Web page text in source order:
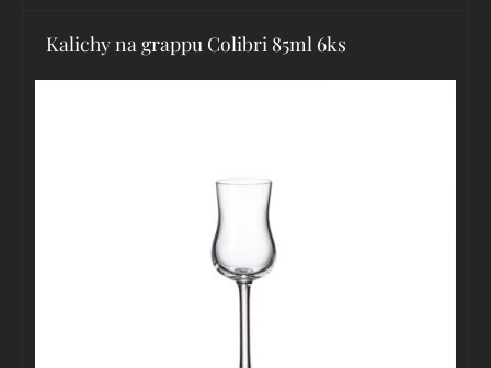
Kalichy na grappu Colibri 85ml 6ks